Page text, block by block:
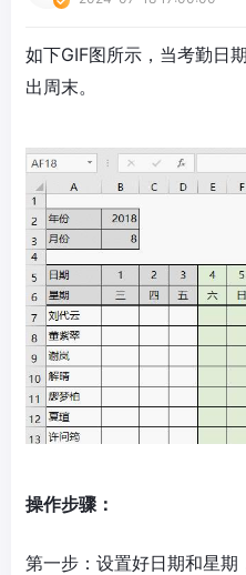
如下GIF图所示，当考勤日
出周末。
操作步骤：
第一步：设置好日期和星